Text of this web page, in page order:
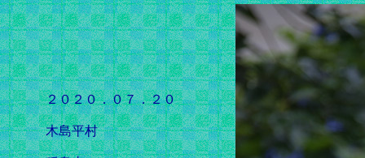
２０２０．０７．２０
木島平村